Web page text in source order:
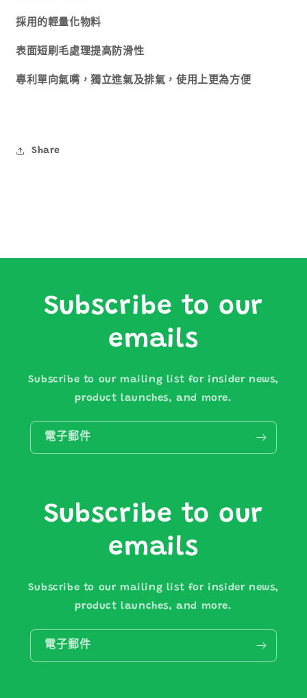
採用的輕量化物料
表面短刷毛處理提高防滑性
專利單向氣嘴，獨立進氣及排氣，使用上更為方便
Share
Subscribe to our
emails
Subscribe to our mailing list for insider news,
product launches, and more.
電子郵件
Subscribe to our
emails
Subscribe to our mailing list for insider news,
product launches, and more.
電子郵件